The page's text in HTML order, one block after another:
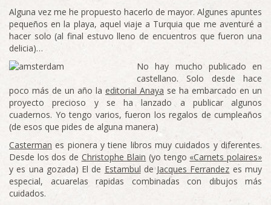
Alguna vez me he propuesto hacerlo de mayor. Algunes apuntes
pequeños en la playa, aquel viaje a Turquia que me aventuré a
hacer solo (al final estuvo lleno de encuentros que fueron una
delicia)…
No hay mucho publicado en
castellano. Solo desde hace
poco más de un año la editorial Anaya se ha embarcado en un
proyecto precioso y se ha lanzado a publicar algunos
cuadernos. Yo tengo varios, fueron los regalos de cumpleaños
(de esos que pides de alguna manera)
Casterman es pionera y tiene libros muy cuidados y diferentes.
Desde los dos de Christophe Blain (yo tengo «Carnets polaires»
y es una gozada) El de Estambul deJacques Ferrandez es muy
especial, acuarelas rapidas combinadas con dibujos más
cuidados.